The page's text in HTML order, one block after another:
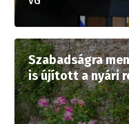
Szabadságra
is újított a nyári